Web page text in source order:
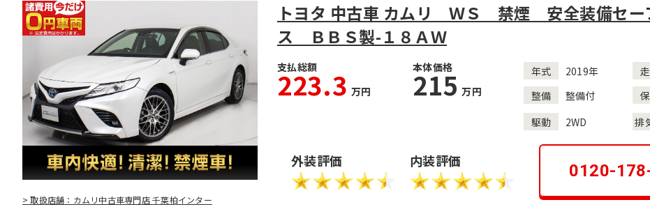
> 取扱店舗：カムリ中古車専門店 千葉柏インター
トヨタ 中古車 カムリ ＷＳ 禁煙 安全装備セー
ス ＢＢＳ製-１８ＡＷ
支払総額
223.3 万円
本体価格
215 万円
年式 2019年
整備
整備付
駆動
2WD 排
外装評価 内装評価
0120-